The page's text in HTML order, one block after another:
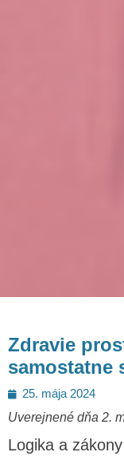
Zdravie
samostatne
Posted
on
25. mája 2024
Uverejnené dňa 2.
Logika a